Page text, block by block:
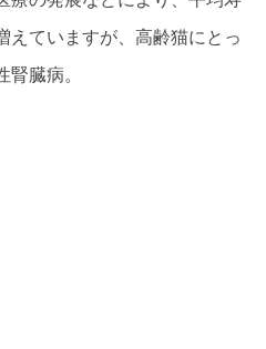
えていますが、高齢猫にとっ
臓病。